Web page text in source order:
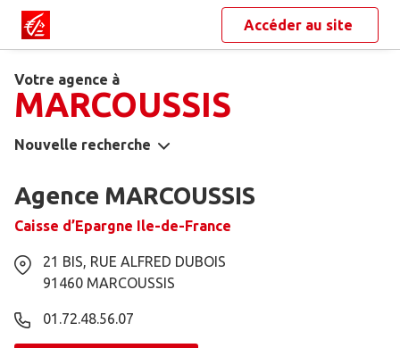
Accéder au site
Votre agence à
MARCOUSSIS
Nouvelle recherche
Agence MARCOUSSIS
Caisse d’Epargne Ile-de-France
21 BIS, RUE ALFRED DUBOIS
91460 MARCOUSSIS
01.72.48.56.07